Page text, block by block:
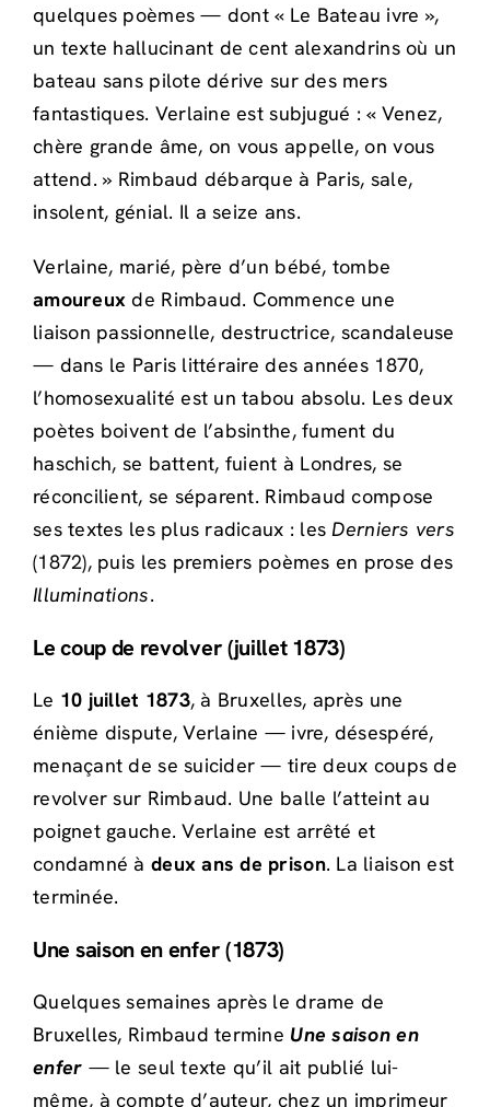
quelques poèmes — dont « Le Bateau ivre »,
un texte hallucinant de cent alexandrins où un
bateau sans pilote dérive sur des mers
fantastiques. Verlaine est subjugué : « Venez,
chère grande âme, on vous appelle, on vous
attend. » Rimbaud débarque à Paris, sale,
insolent, génial. Il a seize ans.
Verlaine, marié, père d’un bébé, tombe
amoureux de Rimbaud. Commence une
liaison passionnelle, destructrice, scandaleuse
— dans le Paris littéraire des années 1870,
l’homosexualité est un tabou absolu. Les deux
poètes boivent de l’absinthe, fument du
haschich, se battent, fuient à Londres, se
réconcilient, se séparent. Rimbaud compose
ses textes les plus radicaux : les Derniers vers
(1872), puis les premiers poèmes en prose des
Illuminations.
Le coup de revolver (juillet 1873)
Le 10 juillet 1873, à Bruxelles, après une
énième dispute, Verlaine — ivre, désespéré,
menaçant de se suicider — tire deux coups de
revolver sur Rimbaud. Une balle l’atteint au
poignet gauche. Verlaine est arrêté et
condamné à deux ans de prison. La liaison est
terminée.
Une saison en enfer (1873)
Quelques semaines après le drame de
Bruxelles, Rimbaud termine Une saison en
enfer — le seul texte qu’il ait publié lui-
même, à compte d’auteur, chez un imprimeur